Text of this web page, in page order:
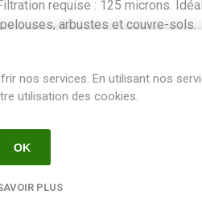
requise : 125 microns.
arbustes et couvre-sols.
nos services. En utilisant nos
utilisation des cookies.
OK
PLUS